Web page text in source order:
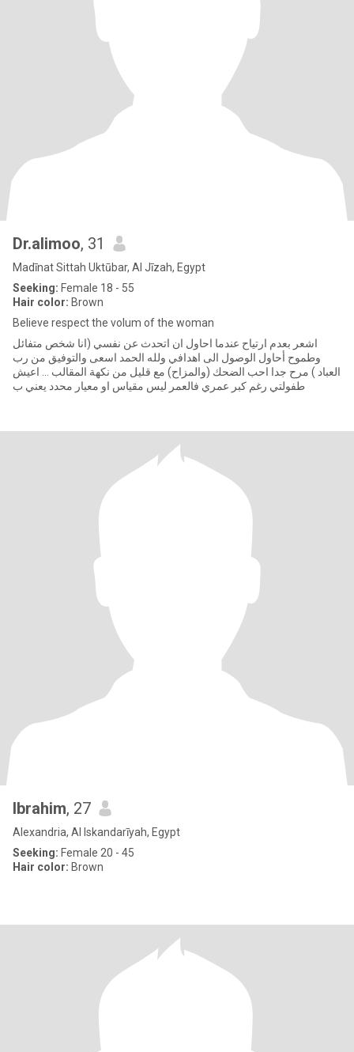
Dr.alimoo, 31
Madīnat Sittah Uktūbar, Al Jīzah, Egypt
Seeking: Female 18 - 55
Hair color: Brown
Believe respect the volum of the woman
اشعر بعدم ارتياح عندما احاول ان اتحدث عن نفسي (انا شخص متفائل
وطموح أحاول الوصول الى اهدافي ولله الحمد اسعى والتوفيق من رب
العباد ) مرح جدا احب الضحك (والمزاح) مع قليل من نكهة المقالب ... اعيش
طفولتي رغم كبر عمري فالعمر ليس مقياس او معيار محدد يعني ب
Ibrahim, 27
Alexandria, Al Iskandarīyah, Egypt
Seeking: Female 20 - 45
Hair color: Brown